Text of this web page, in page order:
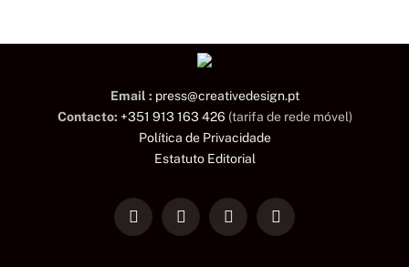
Email : press@creativedesign.pt
Contacto: +351 913 163 426 (tarifa de rede móvel)
Política de Privacidade
Estatuto Editorial
LinkedInFacebookInstagramTikTok